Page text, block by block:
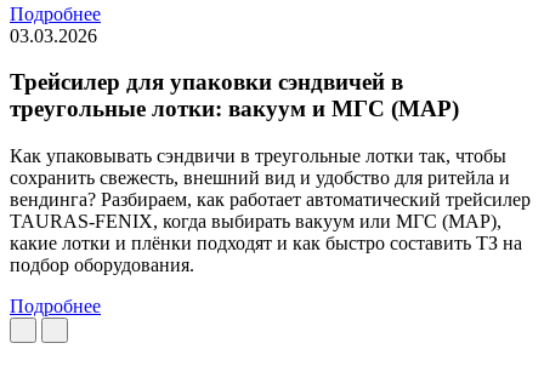
Подробнее
03.03.2026
Трейсилер для упаковки сэндвичей в
треугольные лотки: вакуум и МГС (MAP)
Как упаковывать сэндвичи в треугольные лотки так, чтобы
сохранить свежесть, внешний вид и удобство для ритейла и
вендинга? Разбираем, как работает автоматический трейсилер
TAURAS-FENIX, когда выбирать вакуум или МГС (MAP),
какие лотки и плёнки подходят и как быстро составить ТЗ на
подбор оборудования.
Подробнее